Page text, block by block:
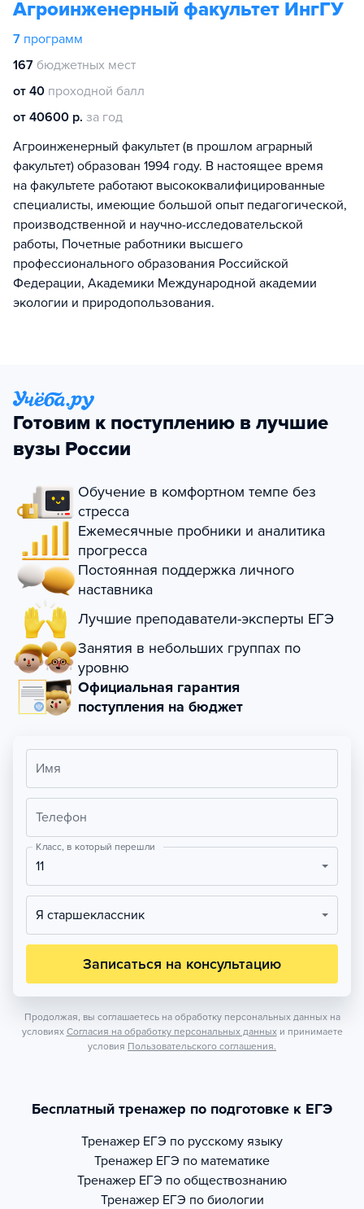
Агроинженерный факультет ИнгГУ
7 программ
167 бюджетных мест
от 40 проходной балл
от 40600 р. за год
Агроинженерный факультет (в прошлом аграрный
факультет) образован 1994 году. В настоящее время
на факультете работают высококвалифицированные
специалисты, имеющие большой опыт педагогической,
производственной и научно-исследовательской
работы, Почетные работники высшего
профессионального образования Российской
Федерации, Академики Международной академии
экологии и природопользования.
Готовим к поступлению в лучшие
вузы России
Обучение в комфортном темпе без
стресса
Ежемесячные пробники и аналитика
прогресса
Постоянная поддержка личного
наставника
Лучшие преподаватели-эксперты ЕГЭ
Занятия в небольших группах по
уровню
Официальная гарантия
поступления на бюджет
Имя
Телефон
Класс, в который перешли
11
Я старшеклассник
Записаться на консультацию
Продолжая, вы соглашаетесь на обработку персональных данных на
условиях Согласия на обработку персональных данных и принимаете
условия Пользовательского соглашения.
Бесплатный тренажер по подготовке к ЕГЭ
Тренажер ЕГЭ по русскому языку
Тренажер ЕГЭ по математике
Тренажер ЕГЭ по обществознанию
Тренажер ЕГЭ по биологии